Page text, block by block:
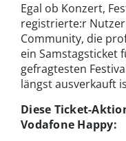
Egal ob Konzert,
registrierte:r
Community, die
ein Samstagsticket
gefragtesten
längst ausverkauft
Diese Ticket-
Vodafone Happy: